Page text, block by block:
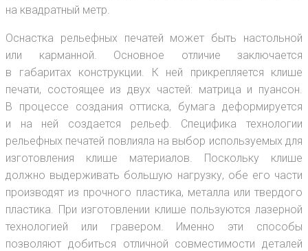
на квадратный метр.
Оснастка рельефных печатей может быть настольной
или карманной. Основное отличие заключается
в габаритах конструкции. К ней прикрепляется клише
печати, состоящее из двух частей: матрица и пуансон.
В процессе создания оттиска, бумага деформируется
и на ней создается рельеф. Специфика технологии
рельефных печатей повлияла на выбор используемых для
изготовления клише материалов. Поскольку клише
должно выдерживать большую нагрузку, обе его части
производят из прочного пластика, металла или твердого
пластика. При изготовлении клише пользуются лазерной
технологией или гравером. Именно эти способы
позволяют добиться отличной совместимости деталей